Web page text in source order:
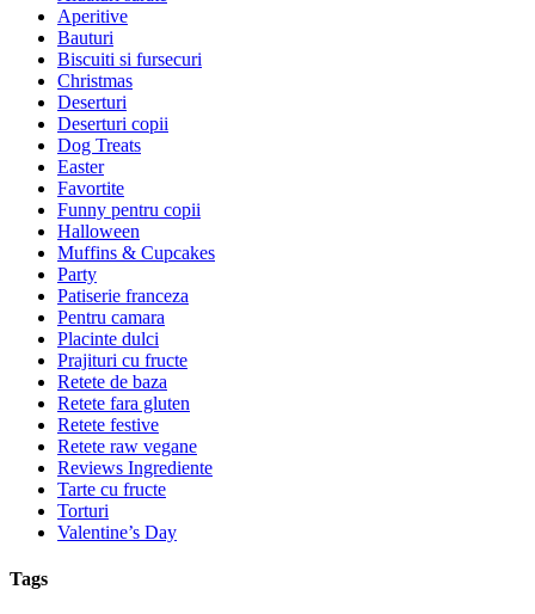
Aperitive
Bauturi
Biscuiti si fursecuri
Christmas
Deserturi
Deserturi copii
Dog Treats
Easter
Favortite
Funny pentru copii
Halloween
Muffins & Cupcakes
Party
Patiserie franceza
Pentru camara
Placinte dulci
Prajituri cu fructe
Retete de baza
Retete fara gluten
Retete festive
Retete raw vegane
Reviews Ingrediente
Tarte cu fructe
Torturi
Valentine’s Day
Tags